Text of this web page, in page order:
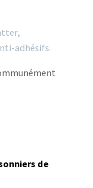
adhésifs.
de